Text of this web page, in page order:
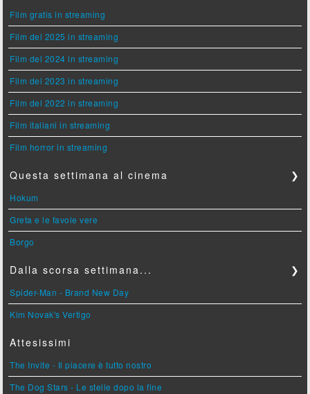
Film gratis in streaming
Film del 2025 in streaming
Film del 2024 in streaming
Film del 2023 in streaming
Film del 2022 in streaming
Film italiani in streaming
Film horror in streaming
Questa settimana al cinema ❯
Hokum
Greta e le favole vere
Borgo
Dalla scorsa settimana... ❯
Spider-Man - Brand New Day
Kim Novak's Vertigo
Attesissimi
The Invite - Il piacere è tutto nostro
The Dog Stars - Le stelle dopo la fine